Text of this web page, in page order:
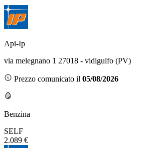
Api-Ip
via melegnano 1 27018 - vidigulfo (PV)
Prezzo comunicato il 05/08/2026
Benzina
SELF
2.089 €